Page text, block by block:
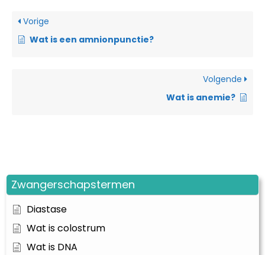
Zwangerschapstermen
Diastase
Wat is colostrum
Wat is DNA
Vorige
Wat is een amnionpunctie?
Volgende
Wat is anemie?